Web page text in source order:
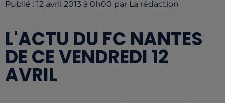
Publié : 12 avril 2013 à 0h00 par La rédaction
L'ACTU DU FC NANTES
DE CE VENDREDI 12
AVRIL